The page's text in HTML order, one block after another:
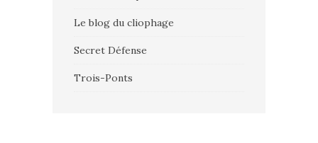
Le blog du cliophage
Secret Défense
Trois-Ponts